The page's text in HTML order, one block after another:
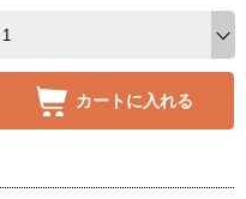
カートに入れる